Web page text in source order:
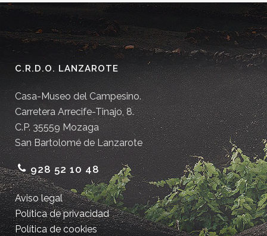
C.R.D.O. LANZAROTE
Casa-Museo del Campesino.
Carretera Arrecife-Tinajo, 8.
C.P. 35559 Mozaga
San Bartolomé de Lanzarote
928 52 10 48
Aviso legal
Política de privacidad
Política de cookies